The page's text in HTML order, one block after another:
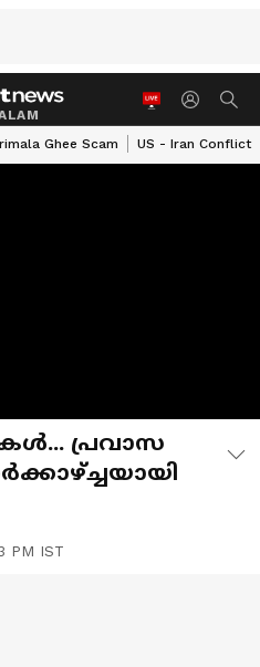
Ghee Scam US - Iran Conflict
പ്രവാസ
PM IST